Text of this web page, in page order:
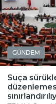
GÜNDEM
Suça